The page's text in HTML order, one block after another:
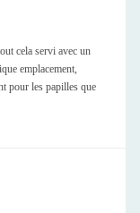
cela servi avec un
emplacement,
pour les papilles que